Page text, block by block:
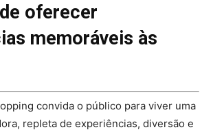
oferecer
memoráveis às
convida o público para viver uma
repleta de experiências, diversão e